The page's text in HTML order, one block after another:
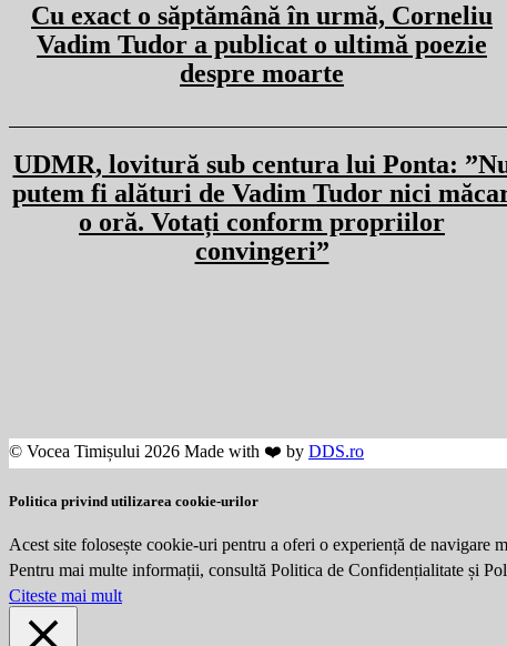
Cu exact o săptămână în urmă, Corneliu
Vadim Tudor a publicat o ultimă poezie
despre moarte
UDMR, lovitură sub centura lui Ponta:
putem fi alături de Vadim Tudor nici
o oră. Votați conform propriilor
convingeri”
© Vocea Timișului 2026 Made with ❤️ by DDS.ro
Politica privind utilizarea cookie-urilor
Acest site folosește cookie-uri pentru a oferi o experiență de navigare
Pentru mai multe informații, consultă Politica de Confidențialitate și
Citeste mai mult